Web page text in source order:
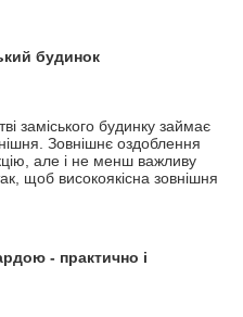
будинок
заміського будинку займає
Зовнішнє оздоблення
але і не менш важливу
щоб високоякісна зовнішня
- практично і